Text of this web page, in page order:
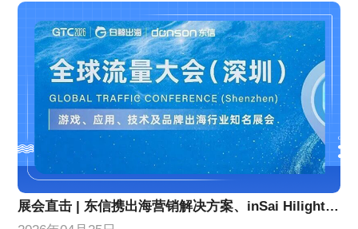
展会直击 | 东信携出海营销解决方案、inSai Hilight产品亮相GTC全球流量大会